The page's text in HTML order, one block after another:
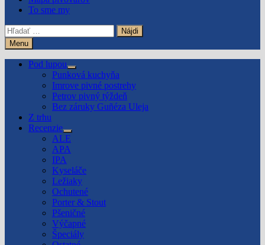
To sme my
Hľadať:
Menu
Pod lupou
Show
sub
menu
Punková kuchyňa
Imrove pivné postrehy
Petrov pivný týždeň
Bez záruky Guñéza Uleja
Z trhu
Recenzie
Show
sub
menu
ALE
APA
IPA
Kyseláče
Ležiaky
Ochutené
Porter & Stout
Pšeničné
Výčapné
Špeciály